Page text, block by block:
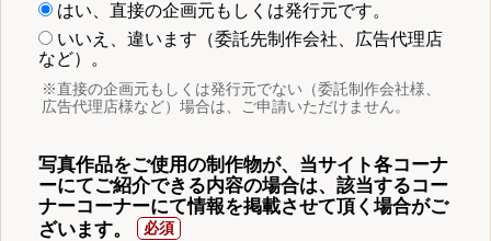
はい、直接の企画元もしくは発行元です。
いいえ、違います（委託先制作会社、広告代理店
など）。
※直接の企画元もしくは発行元でない（委託制作会社様、
広告代理店様など）場合は、ご申請いただけません。
写真作品をご使用の制作物が、当サイト各コーナ
ーにてご紹介できる内容の場合は、該当するコー
ナーコーナーにて情報を掲載させて頂く場合がご
ざいます。